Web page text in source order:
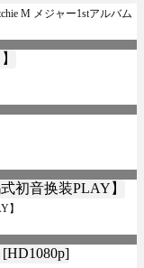
M メジャー1stアルバム
】